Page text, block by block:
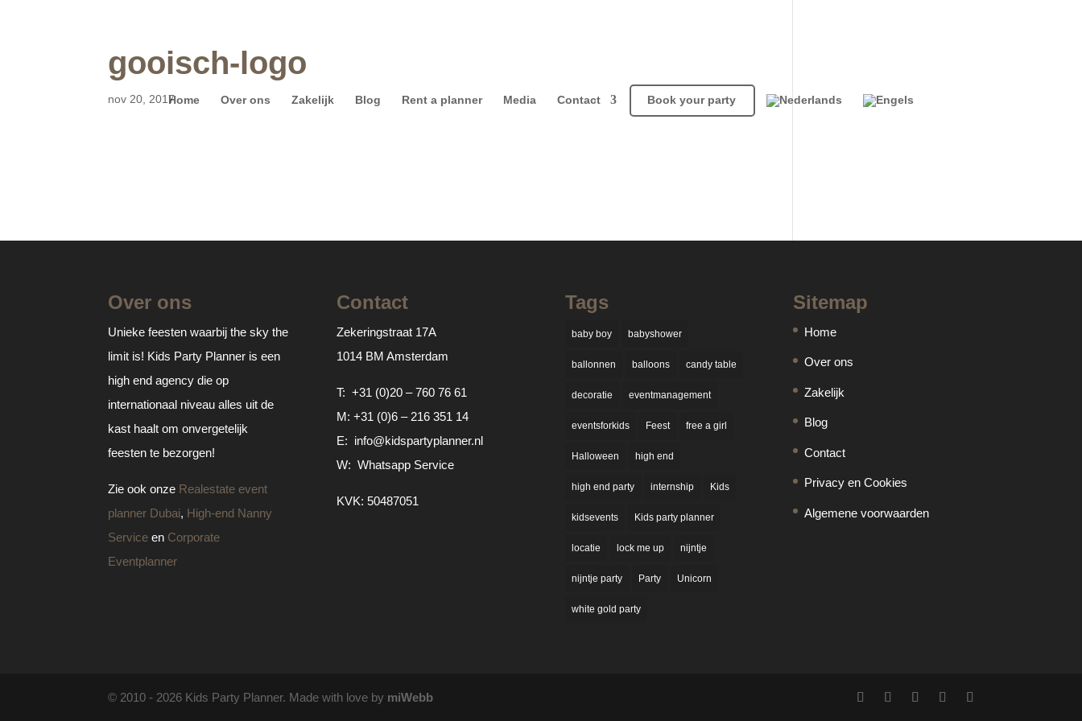
Home Over ons Zakelijk Blog Rent a planner Media Contact Book your party
gooisch-logo
nov 20, 2017
Over ons
Unieke feesten waarbij the sky the
limit is! Kids Party Planner is een
high end agency die op
internationaal niveau alles uit de
kast haalt om onvergetelijk
feesten te bezorgen!
Zie ook onze Realestate event
planner Dubai, High-end Nanny
Service en Corporate
Eventplanner
Contact
Zekeringstraat 17A
1014 BM Amsterdam
T: +31 (0)20 – 760 76 61
M: +31 (0)6 – 216 351 14
E: info@kidspartyplanner.nl
W: Whatsapp Service
KVK: 50487051
Tags
baby boy babyshower
ballonnen balloons candy table
decoratie eventmanagement
eventsforkids Feest free a girl
Halloween high end
high end party internship Kids
kidsevents Kids party planner
locatie lock me up nijntje
nijntje party Party Unicorn
white gold party
Sitemap
Home
Over ons
Zakelijk
Blog
Contact
Privacy en Cookies
Algemene voorwaarden
© 2010 - 2026 Kids Party Planner. Made with love by miWebb